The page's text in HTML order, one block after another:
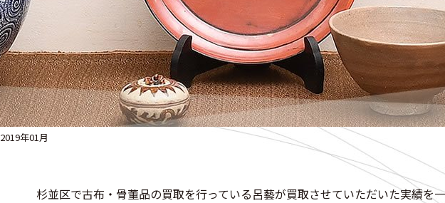
2019年01月
杉並区で古布・骨董品の買取を行っている呂藝が買取させていただいた実績を